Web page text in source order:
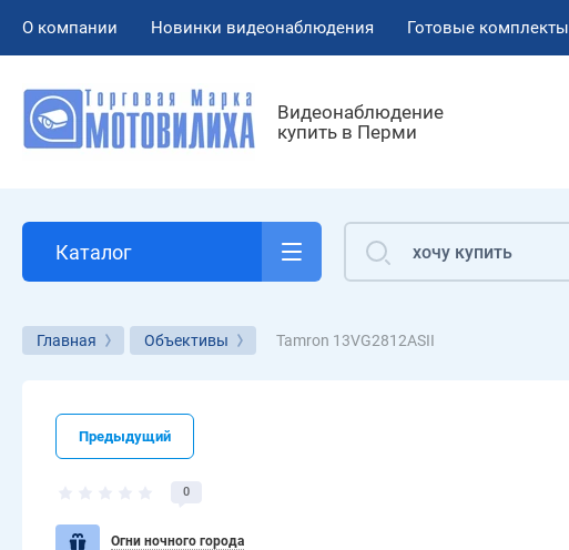
О компании Новинки видеонаблюдения Готовые комплекты
Видеонаблюдение
купить в Перми
Каталог
Главная Объективы Tamron 13VG2812ASII
Предыдущий
0
Огни ночного города